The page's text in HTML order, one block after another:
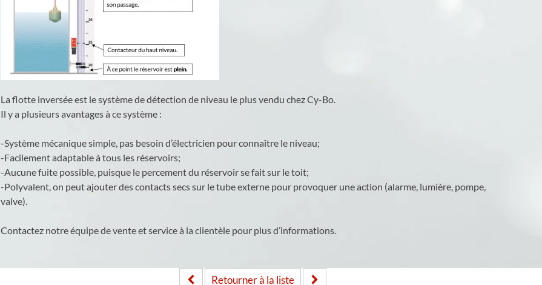
La flotte inversée est le système de détection de niveau le plus vendu chez Cy-Bo.
Il y a plusieurs avantages à ce système :
-Système mécanique simple, pas besoin d’électricien pour connaître le niveau;
-Facilement adaptable à tous les réservoirs;
-Aucune fuite possible, puisque le percement du réservoir se fait sur le toit;
-Polyvalent, on peut ajouter des contacts secs sur le tube externe pour provoquer une action (alarme, lumière, pompe,
valve).
Contactez notre équipe de vente et service à la clientèle pour plus d’informations.
Retourner à la liste